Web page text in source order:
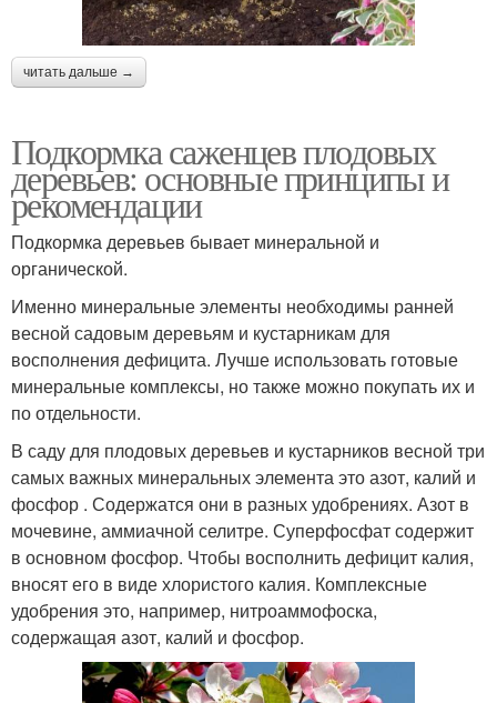
читать дальше →
Подкормка саженцев плодовых
деревьев: основные принципы и
рекомендации
Подкормка деревьев бывает минеральной и
органической.
Именно минеральные элементы необходимы ранней
весной садовым деревьям и кустарникам для
восполнения дефицита. Лучше использовать готовые
минеральные комплексы, но также можно покупать их и
по отдельности.
В саду для плодовых деревьев и кустарников весной три
самых важных минеральных элемента это азот, калий и
фосфор . Содержатся они в разных удобрениях. Азот в
мочевине, аммиачной селитре. Суперфосфат содержит
в основном фосфор. Чтобы восполнить дефицит калия,
вносят его в виде хлористого калия. Комплексные
удобрения это, например, нитроаммофоска,
содержащая азот, калий и фосфор.